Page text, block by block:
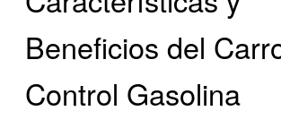
Beneficios del
Control Gasolina